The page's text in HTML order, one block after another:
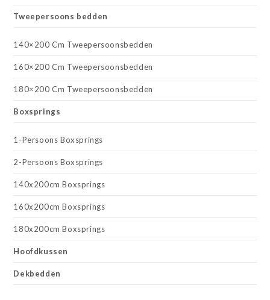
Tweepersoons bedden
140×200 Cm Tweepersoonsbedden
160×200 Cm Tweepersoonsbedden
180×200 Cm Tweepersoonsbedden
Boxsprings
1-Persoons Boxsprings
2-Persoons Boxsprings
140x200cm Boxsprings
160x200cm Boxsprings
180x200cm Boxsprings
Hoofdkussen
Dekbedden